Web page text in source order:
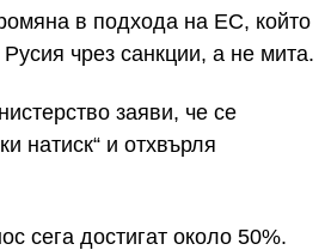
в подхода на ЕС, който
чрез санкции, а не мита.
заяви, че се
натиск“ и отхвърля
сега достигат около 50%.